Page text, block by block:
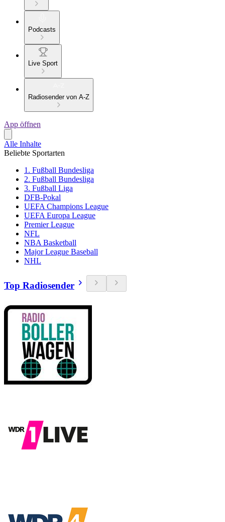
Podcasts
Live Sport
Radiosender von A-Z
App öffnen
Alle Inhalte
Beliebte Sportarten
1. Fußball Bundesliga
2. Fußball Bundesliga
3. Fußball Liga
DFB-Pokal
UEFA Champions League
UEFA Europa League
Premier League
NFL
NBA Basketball
Major League Baseball
NHL
Top Radiosender